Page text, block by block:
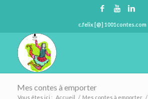
c.felix [@] 1001contes.com
Mes contes à emporter
Vous êtes ici : Accueil / Mes contes à emporter /